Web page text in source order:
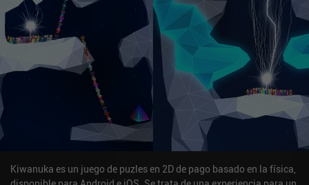
Kiwanuka es un juego de puzles en 2D de pago basado en la física,